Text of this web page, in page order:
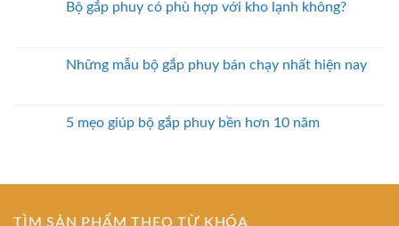
Bộ gắp phuy có phù hợp với kho lạnh không?
Những mẫu bộ gắp phuy bán chạy nhất hiện nay
5 mẹo giúp bộ gắp phuy bền hơn 10 năm
TÌM SẢN PHẨM THEO TỪ KHÓA